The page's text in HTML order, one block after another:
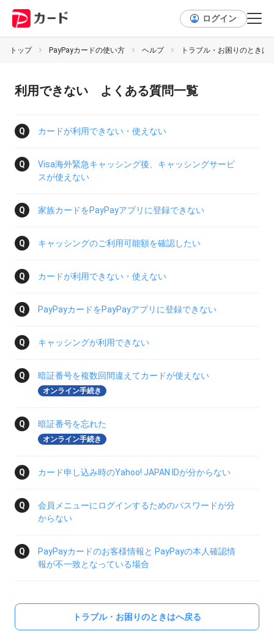
ログイン
トップ PayPayカードの使い方 ヘルプ トラブル・お困りのときは
利用できない よくある質問一覧
カードが利用できない・使えない
Visa海外緊急キャッシング後、キャッシングサービ
スが使えない
家族カードをPayPayアプリに登録できない
キャッシングのご利用可能額を確認したい
カードが利用できない・使えない
PayPayカードをPayPayアプリに登録できない
キャッシングが利用できない
暗証番号を複数回間違えてカードが使えない
オンライン手続き
暗証番号を忘れた
オンライン手続き
カード申し込み時のYahoo! JAPAN IDが分からない
会員メニューにログインするためのパスワードが分
からない
PayPayカードのお客様情報と PayPayの本人確認情
報が不一致となっている場合
トラブル・お困りのときはへ戻る